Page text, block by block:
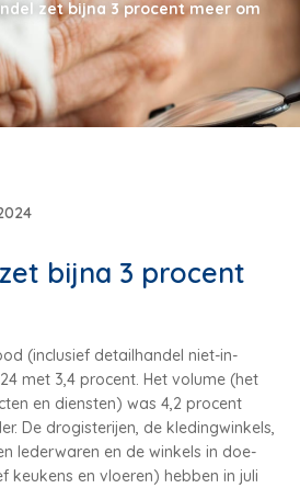
zet bijna 3 procent meer om
bijna 3 procent
(inclusief detailhandel niet-in-
met 3,4 procent. Het volume (het
en diensten) was 4,2 procent
De drogisterijen, de kledingwinkels,
lederwaren en de winkels in doe-
keukens en vloeren) hebben in juli